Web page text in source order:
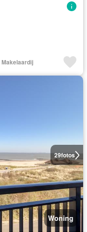
Makelaardij
29fotos
Woning